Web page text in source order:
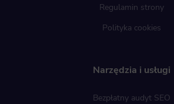
Regulamin strony
Polityka cookies
Narzędzia i usługi
Bezpłatny audyt SEO